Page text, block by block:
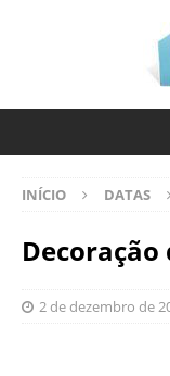
INÍCIO DATAS
2 de dezembro de